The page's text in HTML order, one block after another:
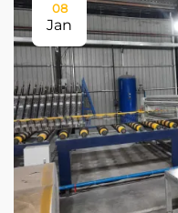
08
Jan